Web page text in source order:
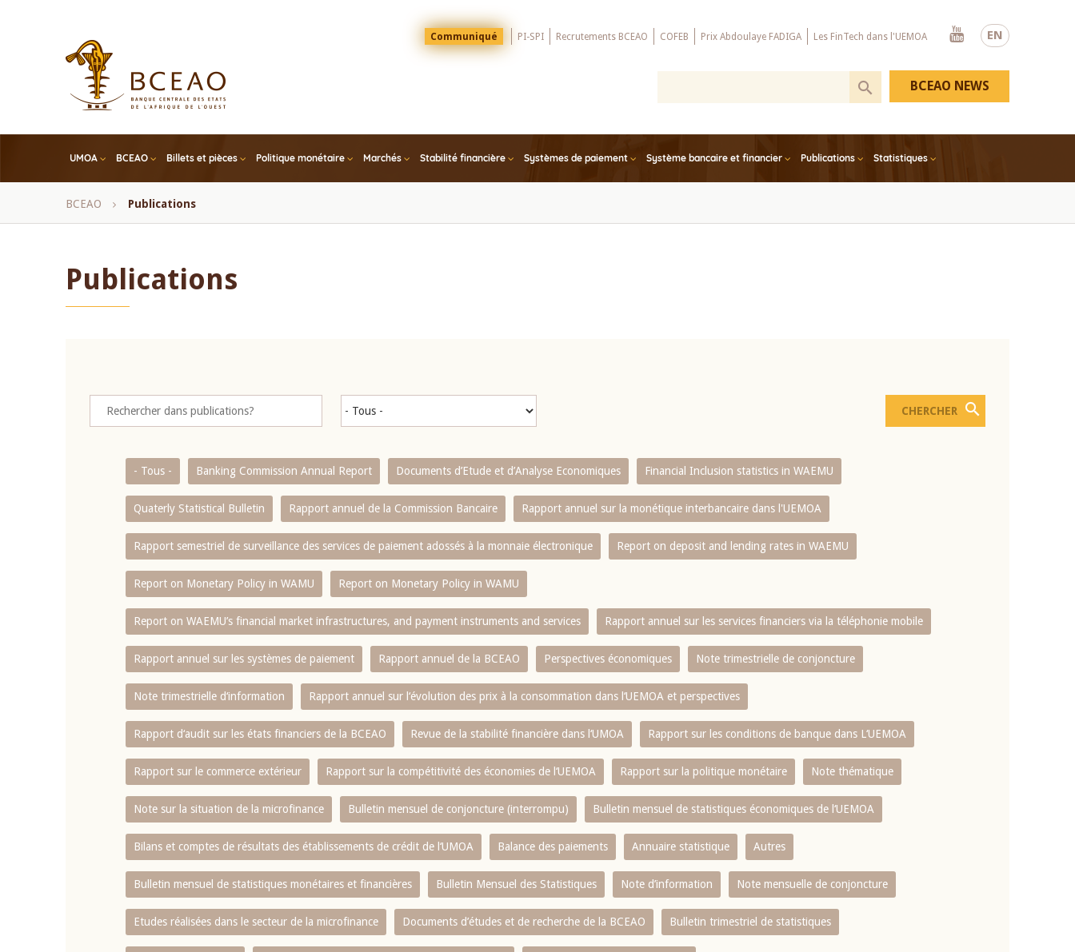
EN
Menu
Top
Communiqué PI-SPI Recrutements BCEAO COFEB Prix Abdoulaye FADIGA Les FinTech dans l'UEMOA
Youtube
UMOA BCEAO Billets et pièces Politique monétaire Marchés Stabilité financière Systèmes de paiement Système bancaire et financier Publications Statistiques
BCEAO NEWS
Fil
BCEAO Publications
Publications
- Tous - Banking Commission Annual Report Documents d’Etude et d’Analyse Economiques Financial Inclusion statistics in WAEMU
Quaterly Statistical Bulletin Rapport annuel de la Commission Bancaire Rapport annuel sur la monétique interbancaire dans l'UEMOA
Rapport semestriel de surveillance des services de paiement adossés à la monnaie électronique Report on deposit and lending rates in WAEMU
Report on Monetary Policy in WAMU Report on Monetary Policy in WAMU
Report on WAEMU’s financial market infrastructures, and payment instruments and services Rapport annuel sur les services financiers via la téléphonie mobile
Rapport annuel sur les systèmes de paiement Rapport annuel de la BCEAO Perspectives économiques Note trimestrielle de conjoncture
Note trimestrielle d‘information Rapport annuel sur l‘évolution des prix à la consommation dans l‘UEMOA et perspectives
Rapport d‘audit sur les états financiers de la BCEAO Revue de la stabilité financière dans l‘UMOA Rapport sur les conditions de banque dans L‘UEMOA
Rapport sur le commerce extérieur Rapport sur la compétitivité des économies de l‘UEMOA Rapport sur la politique monétaire Note thématique
Note sur la situation de la microfinance Bulletin mensuel de conjoncture (interrompu) Bulletin mensuel de statistiques économiques de l‘UEMOA
Bilans et comptes de résultats des établissements de crédit de l‘UMOA Balance des paiements Annuaire statistique Autres
Bulletin mensuel de statistiques monétaires et financières Bulletin Mensuel des Statistiques Note d’information Note mensuelle de conjoncture
Etudes réalisées dans le secteur de la microfinance Documents d’études et de recherche de la BCEAO Bulletin trimestriel de statistiques